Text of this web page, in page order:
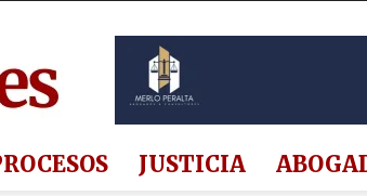
JUSTICIA